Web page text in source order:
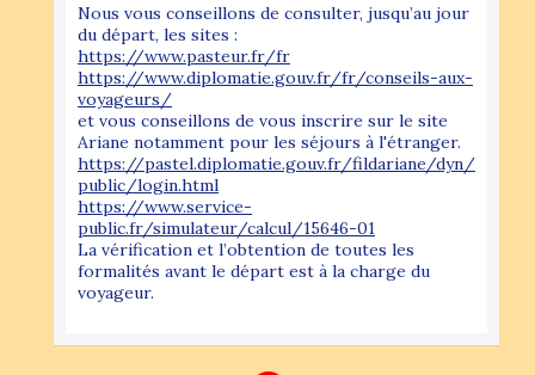
Nous vous conseillons de consulter, jusqu’au jour
du départ, les sites :
https://www.pasteur.fr/fr
https://www.diplomatie.gouv.fr/fr/conseils-aux-
voyageurs/
et vous conseillons de vous inscrire sur le site
Ariane notamment pour les séjours à l'étranger.
https://pastel.diplomatie.gouv.fr/fildariane/dyn/
public/login.html
https://www.service-
public.fr/simulateur/calcul/15646-01
La vérification et l’obtention de toutes les
formalités avant le départ est à la charge du
voyageur.